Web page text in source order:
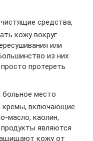
средства,
кожу вокруг
или
из них
протереть
больное место
включающие
масло, каолин,
являются
кожу от